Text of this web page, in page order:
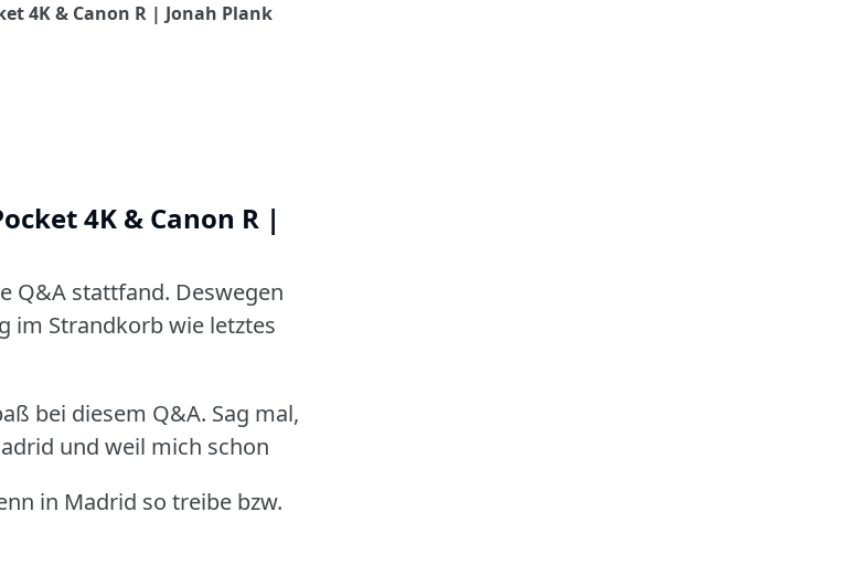
4K & Canon R | Jonah Plank
4K & Canon R |
Q&A stattfand. Deswegen
im Strandkorb wie letztes
bei diesem Q&A. Sag mal,
und weil mich schon
in Madrid so treibe bzw.